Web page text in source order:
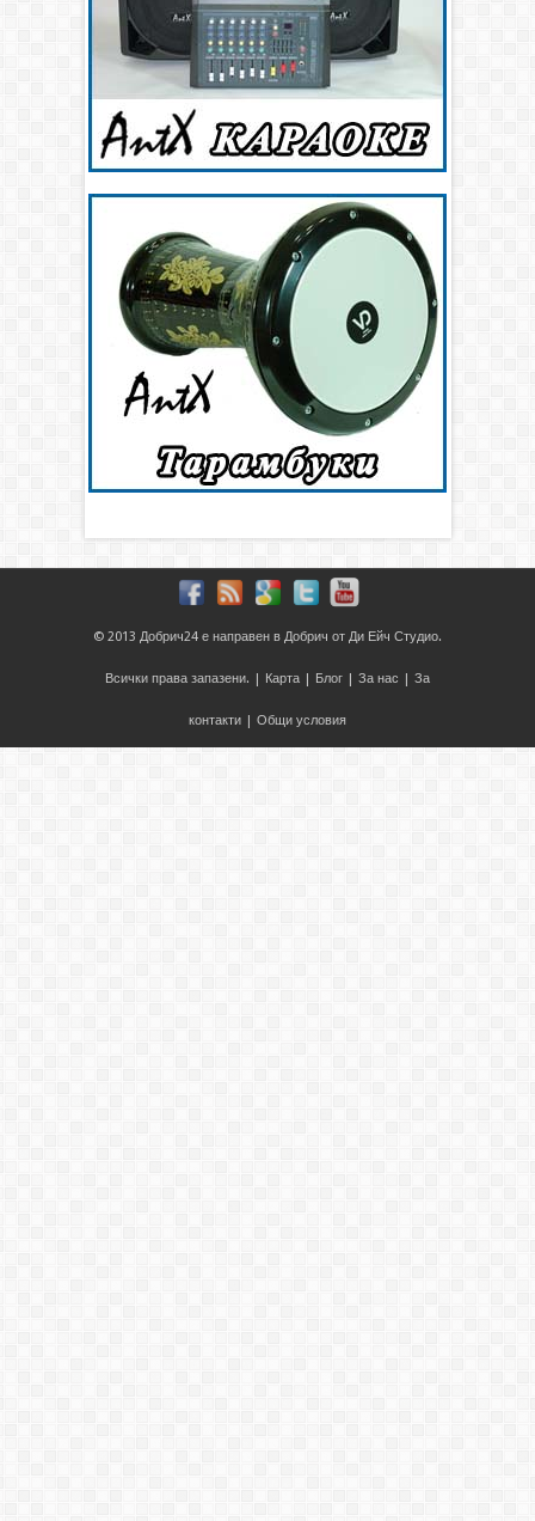
© 2013 Добрич24 е направен в Добрич от Ди Ейч Студио.
Всички права запазени. | Карта Блог За нас За
контакти Общи условия